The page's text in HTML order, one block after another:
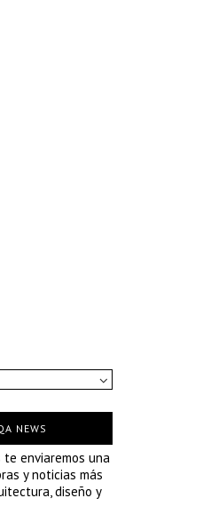
NEWS
te enviaremos una
y noticias más
diseño y